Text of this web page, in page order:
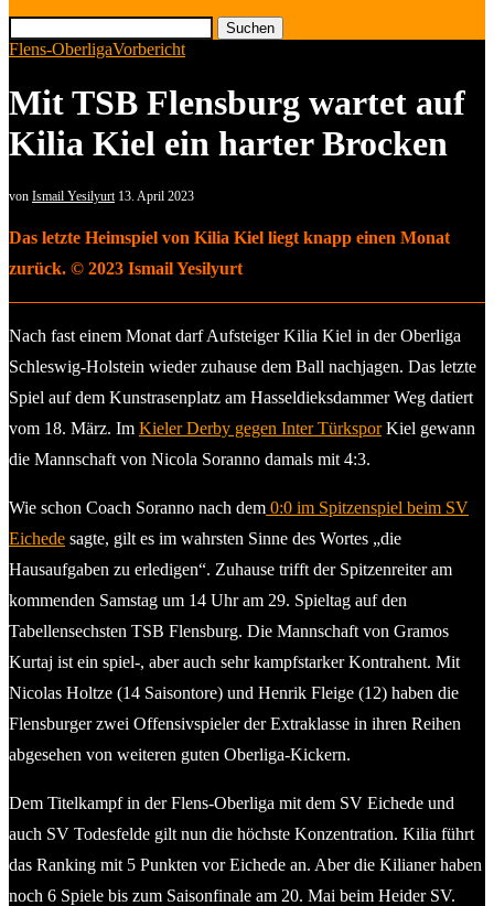
Suchen
Flens-OberligaVorbericht
Mit TSB Flensburg wartet auf
Kilia Kiel ein harter Brocken
von Ismail Yesilyurt 13. April 2023
Das letzte Heimspiel von Kilia Kiel liegt knapp einen Monat
zurück. © 2023 Ismail Yesilyurt
Nach fast einem Monat darf Aufsteiger Kilia Kiel in der Oberliga
Schleswig-Holstein wieder zuhause dem Ball nachjagen. Das letzte
Spiel auf dem Kunstrasenplatz am Hasseldieksdammer Weg datiert
vom 18. März. Im Kieler Derby gegen Inter TürksporKiel gewann
die Mannschaft von Nicola Soranno damals mit 4:3.
Wie schon Coach Soranno nach dem 0:0 im Spitzenspiel beim SV
Eichede sagte, gilt es im wahrsten Sinne des Wortes „die
Hausaufgaben zu erledigen“. Zuhause trifft der Spitzenreiter am
kommenden Samstag um 14 Uhr am 29. Spieltag auf den
Tabellensechsten TSB Flensburg. Die Mannschaft von Gramos
Kurtaj ist ein spiel-, aber auch sehr kampfstarker Kontrahent. Mit
Nicolas Holtze (14 Saisontore) und Henrik Fleige (12) haben die
Flensburger zwei Offensivspieler der Extraklasse in ihren Reihen
abgesehen von weiteren guten Oberliga-Kickern.
Dem Titelkampf in der Flens-Oberliga mit dem SV Eichede und
auch SV Todesfelde gilt nun die höchste Konzentration. Kilia führt
das Ranking mit 5 Punkten vor Eichede an. Aber die Kilianer haben
noch 6 Spiele bis zum Saisonfinale am 20. Mai beim Heider SV.